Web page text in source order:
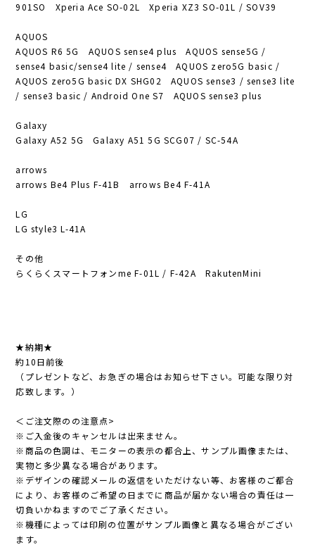
901SO Xperia Ace SO-02L Xperia XZ3 SO-01L / SOV39
AQUOS
AQUOS R6 5G AQUOS sense4 plus AQUOS sense5G /
sense4 basic/sense4 lite / sense4 AQUOS zero5G basic /
AQUOS zero5G basic DX SHG02 AQUOS sense3 / sense3 lite
/ sense3 basic / Android One S7 AQUOS sense3 plus
Galaxy
Galaxy A52 5G Galaxy A51 5G SCG07 / SC-54A
arrows
arrows Be4 Plus F-41B arrows Be4 F-41A
LG
LG style3 L-41A
その他
らくらくスマートフォンme F-01L / F-42A RakutenMini
★納期★
約10日前後
（プレゼントなど、お急ぎの場合はお知らせ下さい。可能な限り対
応致します。）
＜ご注文際のの注意点>
※ご入金後のキャンセルは出来ません。
※商品の色調は、モニターの表示の都合上、サンプル画像または、
実物と多少異なる場合があります。
※デザインの確認メールの返信をいただけない等、お客様のご都合
により、お客様のご希望の日までに商品が届かない場合の責任は一
切負いかねますのでご了承ください。
※機種によっては印刷の位置がサンプル画像と異なる場合がござい
ます。